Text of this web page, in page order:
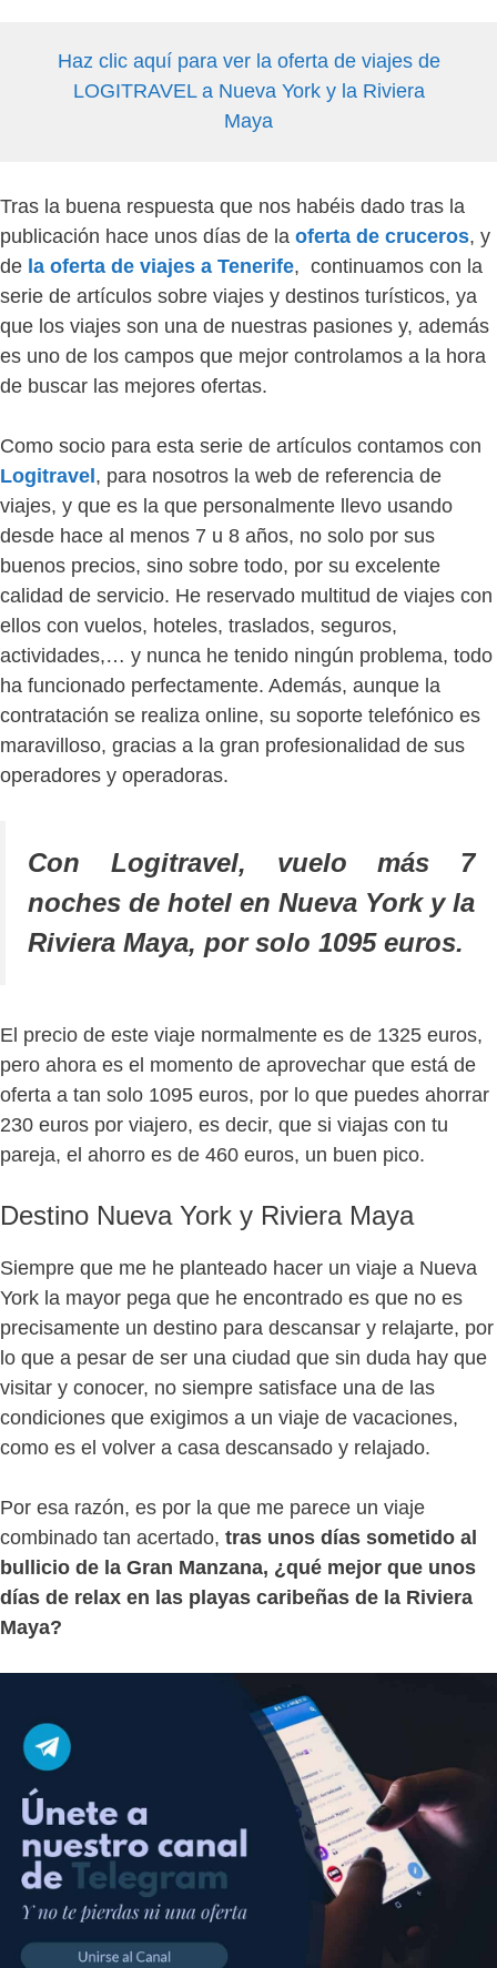
Haz clic aquí para ver la oferta de viajes de
LOGITRAVEL a Nueva York y la Riviera
Maya
Tras la buena respuesta que nos habéis dado tras la
publicación hace unos días de la oferta de cruceros, y
de la oferta de viajes a Tenerife, continuamos con la
serie de artículos sobre viajes y destinos turísticos, ya
que los viajes son una de nuestras pasiones y, además
es uno de los campos que mejor controlamos a la hora
de buscar las mejores ofertas.
Como socio para esta serie de artículos contamos con
Logitravel, para nosotros la web de referencia de
viajes, y que es la que personalmente llevo usando
desde hace al menos 7 u 8 años, no solo por sus
buenos precios, sino sobre todo, por su excelente
calidad de servicio. He reservado multitud de viajes con
ellos con vuelos, hoteles, traslados, seguros,
actividades,… y nunca he tenido ningún problema, todo
ha funcionado perfectamente. Además, aunque la
contratación se realiza online, su soporte telefónico es
maravilloso, gracias a la gran profesionalidad de sus
operadores y operadoras.
Con Logitravel, vuelo más 7
noches de hotel en Nueva York y la
Riviera Maya, por solo 1095 euros.
El precio de este viaje normalmente es de 1325 euros,
pero ahora es el momento de aprovechar que está de
oferta a tan solo 1095 euros, por lo que puedes ahorrar
230 euros por viajero, es decir, que si viajas con tu
pareja, el ahorro es de 460 euros, un buen pico.
Destino Nueva York y Riviera Maya
Siempre que me he planteado hacer un viaje a Nueva
York la mayor pega que he encontrado es que no es
precisamente un destino para descansar y relajarte, por
lo que a pesar de ser una ciudad que sin duda hay que
visitar y conocer, no siempre satisface una de las
condiciones que exigimos a un viaje de vacaciones,
como es el volver a casa descansado y relajado.
Por esa razón, es por la que me parece un viaje
combinado tan acertado, tras unos días sometido al
bullicio de la Gran Manzana, ¿qué mejor que unos
días de relax en las playas caribeñas de la Riviera
Maya?